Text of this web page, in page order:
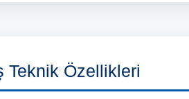
Teknik Özellikleri